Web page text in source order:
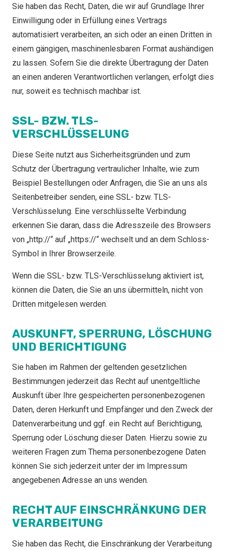
Sie haben das Recht, Daten, die wir auf Grundlage Ihrer
Einwilligung oder in Erfüllung eines Vertrags
automatisiert verarbeiten, an sich oder an einen Dritten in
einem gängigen, maschinenlesbaren Format aushändigen
zu lassen. Sofern Sie die direkte Übertragung der Daten
an einen anderen Verantwortlichen verlangen, erfolgt dies
nur, soweit es technisch machbar ist.
SSL- BZW. TLS-
VERSCHLÜSSELUNG
Diese Seite nutzt aus Sicherheitsgründen und zum
Schutz der Übertragung vertraulicher Inhalte, wie zum
Beispiel Bestellungen oder Anfragen, die Sie an uns als
Seitenbetreiber senden, eine SSL- bzw. TLS-
Verschlüsselung. Eine verschlüsselte Verbindung
erkennen Sie daran, dass die Adresszeile des Browsers
von „http://“ auf „https://“ wechselt und an dem Schloss-
Symbol in Ihrer Browserzeile.
Wenn die SSL- bzw. TLS-Verschlüsselung aktiviert ist,
können die Daten, die Sie an uns übermitteln, nicht von
Dritten mitgelesen werden.
AUSKUNFT, SPERRUNG, LÖSCHUNG
UND BERICHTIGUNG
Sie haben im Rahmen der geltenden gesetzlichen
Bestimmungen jederzeit das Recht auf unentgeltliche
Auskunft über Ihre gespeicherten personenbezogenen
Daten, deren Herkunft und Empfänger und den Zweck der
Datenverarbeitung und ggf. ein Recht auf Berichtigung,
Sperrung oder Löschung dieser Daten. Hierzu sowie zu
weiteren Fragen zum Thema personenbezogene Daten
können Sie sich jederzeit unter der im Impressum
angegebenen Adresse an uns wenden.
RECHT AUF EINSCHRÄNKUNG DER
VERARBEITUNG
Sie haben das Recht, die Einschränkung der Verarbeitung